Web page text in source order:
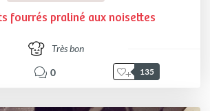
fourrés praliné aux noisettes
Très bon
0 135